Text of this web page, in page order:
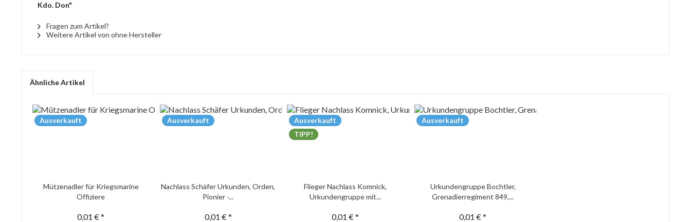
Kdo. Don"
Fragen zum Artikel?
Weitere Artikel von ohne Hersteller
Ähnliche Artikel
Ausverkauft
Mützenadler für Kriegsmarine
Offiziere
0,01 € *
Ausverkauft
Nachlass Schäfer Urkunden, Orden,
Pionier -...
0,01 € *
Ausverkauft
TIPP!
Flieger Nachlass Komnick,
Urkundengruppe mit...
0,01 € *
Ausverkauft
Urkundengruppe Bochtler,
Grenadierregiment 849,...
0,01 € *